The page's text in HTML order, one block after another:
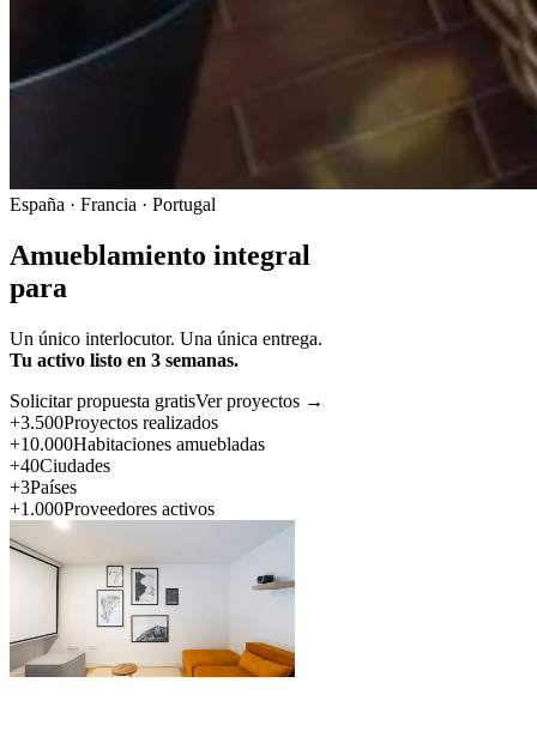
España · Francia · Portugal
Amueblamiento integral
para
Un único interlocutor. Una única entrega.
Tu activo listo en 3 semanas.
Solicitar propuesta gratisVer proyectos →
+3.500Proyectos realizados
+10.000Habitaciones amuebladas
+40Ciudades
+3Países
+1.000Proveedores activos